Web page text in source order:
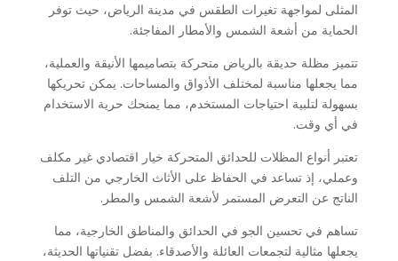
المثلى لمواجهة تغيرات الطقس في مدينة الرياض، حيث توفر
الحماية من أشعة الشمس والأمطار المفاجئة.
تتميز مظلة حديقة بالرياض متحركة بتصاميمها الأنيقة والعملية،
مما يجعلها مناسبة لمختلف الأذواق والمساحات. يمكن تحريكها
بسهولة لتلبية احتياجات المستخدم، مما يمنحك حرية الاستخدام
في أي وقت.
تعتبر أنواع المظلات للحدائق المتحركة خيار اقتصادي غير مكلف
وعملي، إذ تساعد في الحفاظ على الأثاث الخارجي من التلف
الناتج عن التعرض المستمر لأشعة الشمس والمطر.
تساهم في تحسين الجو في الحدائق والمناطق الخارجية، مما
يجعلها مثالية لتجمعات العائلة والأصدقاء. بفضل تقنياتها الحديثة،